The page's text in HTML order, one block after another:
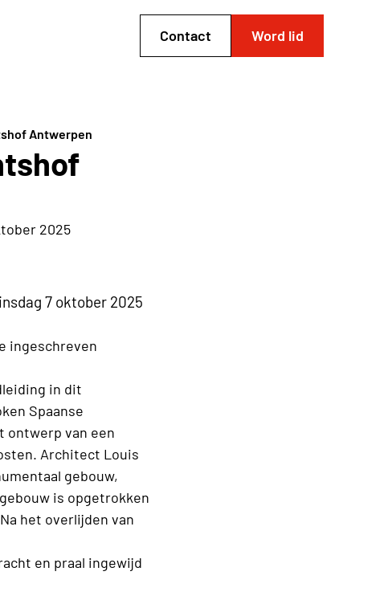
Contact Word lid
Antwerpen
2025
7 oktober 2025
ingeschreven
in dit
Spaanse
ontwerp van een
Architect Louis
gebouw,
is opgetrokken
het overlijden van
en praal ingewijd